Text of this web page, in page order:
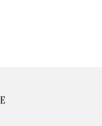
KONTAKTINFORMASJON